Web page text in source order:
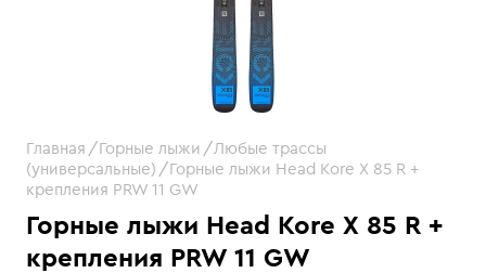
Главная Горные лыжи
Любые трассы
(универсальные)
Горные лыжи Head Kore X 85 R +
крепления PRW 11 GW
Горные лыжи Head Kore X 85 R +
крепления PRW 11 GW